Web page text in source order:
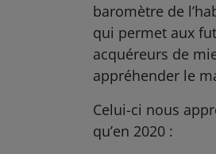
baromètre de
qui permet aux
acquéreurs de
appréhender le
Celui-ci nous
qu’en 2020 :